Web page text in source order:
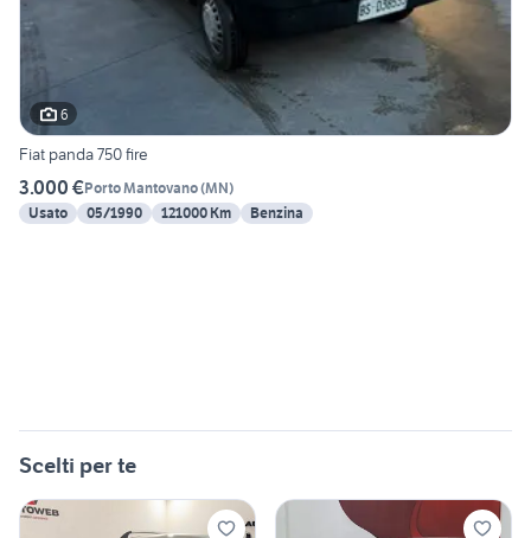
6
Fiat panda 750 fire
3.000 €Porto Mantovano(MN)
Usato
05/1990 121000 Km Benzina
Scelti per te